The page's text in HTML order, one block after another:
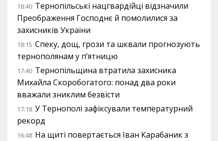
18:40 Тернопільські нацгвардійці відзначили
Преображення Господнє й помолилися за
захисників України
18:15 Спеку, дощ, грози та шквали прогнозують
тернополянам у п’ятницю
17:40 Тернопільщина втратила захисника
Михайла Скоробогатого: понад два роки
вважали зниклим безвісти
17:18 У Тернополі зафіксували температурний
рекорд
16:48 На щиті повертається Іван Карабаник з